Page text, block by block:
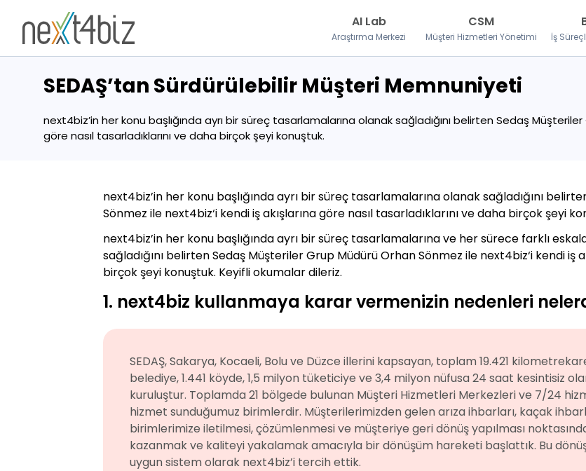
AI Lab
Araştırma Merkezi
CSM
Müşteri Hizmetleri Yönetimi İş
SEDAŞ’tan Sürdürülebilir Müşteri Memnuniyeti
next4biz’in her konu başlığında ayrı bir süreç tasarlamalarına olanak sağladığını belirten Sedaş
göre nasıl tasarladıklarını ve daha birçok şeyi konuştuk.
next4biz’in her konu başlığında ayrı bir süreç tasarlamalarına olanak sağladığını
Sönmez ile next4biz‘i kendi iş akışlarına göre nasıl tasarladıklarını ve daha birçok şeyi
next4biz’in her konu başlığında ayrı bir süreç tasarlamalarına ve her sürece farklı
sağladığını belirten Sedaş Müşteriler Grup Müdürü Orhan Sönmez ile next4biz‘i kendi iş
birçok şeyi konuştuk. Keyifli okumalar dileriz.
1. next4biz kullanmaya karar vermenizin nedenleri
SEDAŞ, Sakarya, Kocaeli, Bolu ve Düzce illerini kapsayan, toplam 19.421
belediye, 1.441 köyde, 1,5 milyon tüketiciye ve 3,4 milyon nüfusa 24 saat kesintisiz
kuruluştur. Toplamda 21 bölgede bulunan Müşteri Hizmetleri Merkezleri ve 7/24
hizmet sunduğumuz birimlerdir. Müşterilerimizden gelen arıza ihbarları, kaçak
birimlerimize iletilmesi, çözümlenmesi ve müşteriye geri dönüş yapılması
kazanmak ve kaliteyi yakalamak amacıyla bir dönüşüm hareketi başlattık. Bu
uygun sistem olarak next4biz’i tercih ettik.